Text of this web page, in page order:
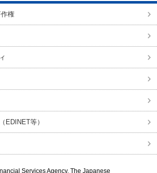
権
EDINET等）
Services Agency, The Japanese